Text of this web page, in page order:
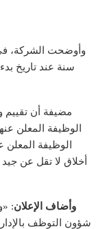
سنة عند تاريخ
مضيفة أن تقييم
الوظيفة المعلن
الوظيفة المعلن
أخلاق لا تقل عن جيد
وأضاف الإعلان:
شؤون التوظف